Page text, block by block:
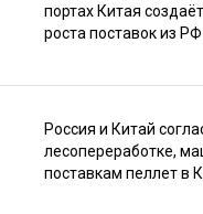
портах Китая
роста поставок из РФ
Россия и Китай
лесопереработке,
поставкам пеллет в